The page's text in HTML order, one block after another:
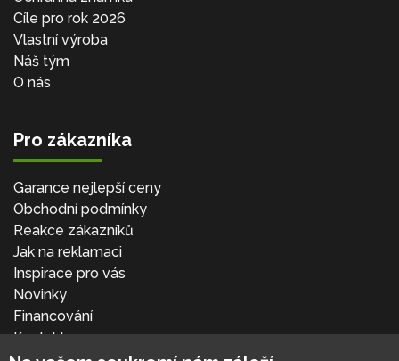
Cíle pro rok 2026
Vlastní výroba
Náš tým
O nás
Pro zákazníka
Garance nejlepší ceny
Obchodní podmínky
Reakce zákazníků
Jak na reklamaci
Inspirace pro vás
Novinky
Financování
Kontakt